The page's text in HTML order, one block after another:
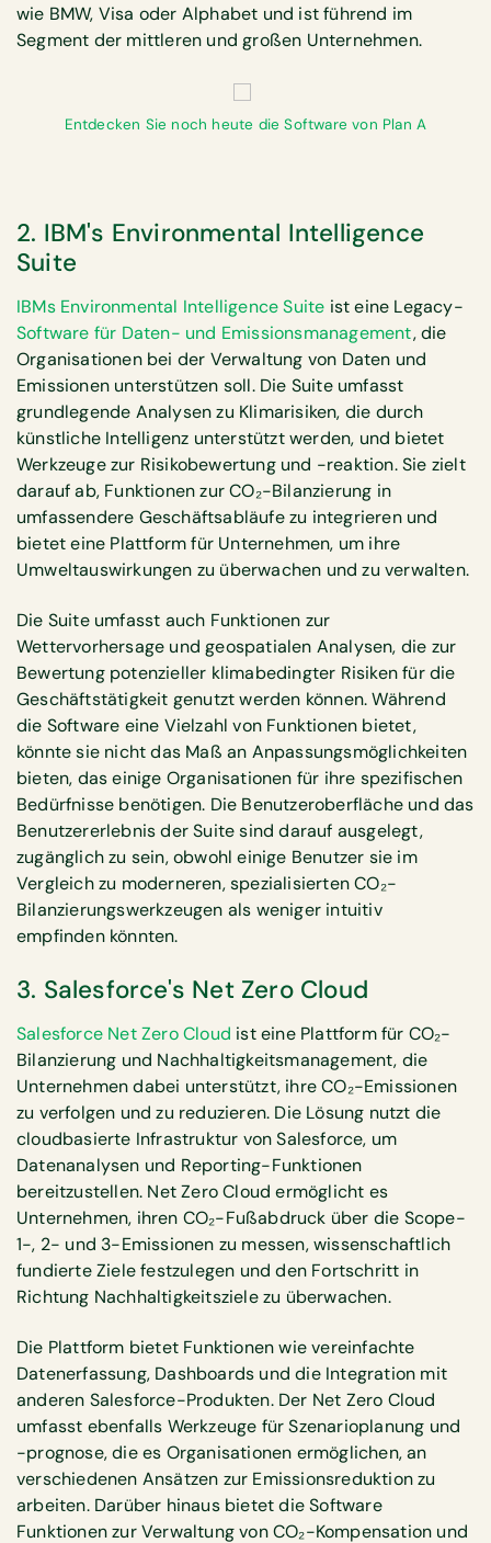
wie BMW, Visa oder Alphabet und ist führend im
Segment der mittleren und großen Unternehmen.
Entdecken Sie noch heute die Software von Plan A
2. IBM's Environmental Intelligence
Suite
IBMs Environmental Intelligence Suite ist eine Legacy-
Software für Daten- und Emissionsmanagement, die
Organisationen bei der Verwaltung von Daten und
Emissionen unterstützen soll. Die Suite umfasst
grundlegende Analysen zu Klimarisiken, die durch
künstliche Intelligenz unterstützt werden, und bietet
Werkzeuge zur Risikobewertung und -reaktion. Sie zielt
darauf ab, Funktionen zur CO₂-Bilanzierung in
umfassendere Geschäftsabläufe zu integrieren und
bietet eine Plattform für Unternehmen, um ihre
Umweltauswirkungen zu überwachen und zu verwalten.
Die Suite umfasst auch Funktionen zur
Wettervorhersage und geospatialen Analysen, die zur
Bewertung potenzieller klimabedingter Risiken für die
Geschäftstätigkeit genutzt werden können. Während
die Software eine Vielzahl von Funktionen bietet,
könnte sie nicht das Maß an Anpassungsmöglichkeiten
bieten, das einige Organisationen für ihre spezifischen
Bedürfnisse benötigen. Die Benutzeroberfläche und das
Benutzererlebnis der Suite sind darauf ausgelegt,
zugänglich zu sein, obwohl einige Benutzer sie im
Vergleich zu moderneren, spezialisierten CO₂-
Bilanzierungswerkzeugen als weniger intuitiv
empfinden könnten.
3. Salesforce's Net Zero Cloud
Salesforce Net Zero Cloud ist eine Plattform für CO₂-
Bilanzierung und Nachhaltigkeitsmanagement, die
Unternehmen dabei unterstützt, ihre CO₂-Emissionen
zu verfolgen und zu reduzieren. Die Lösung nutzt die
cloudbasierte Infrastruktur von Salesforce, um
Datenanalysen und Reporting-Funktionen
bereitzustellen. Net Zero Cloud ermöglicht es
Unternehmen, ihren CO₂-Fußabdruck über die Scope-
1-, 2- und 3-Emissionen zu messen, wissenschaftlich
fundierte Ziele festzulegen und den Fortschritt in
Richtung Nachhaltigkeitsziele zu überwachen.
Die Plattform bietet Funktionen wie vereinfachte
Datenerfassung, Dashboards und die Integration mit
anderen Salesforce-Produkten. Der Net Zero Cloud
umfasst ebenfalls Werkzeuge für Szenarioplanung und
-prognose, die es Organisationen ermöglichen, an
verschiedenen Ansätzen zur Emissionsreduktion zu
arbeiten. Darüber hinaus bietet die Software
Funktionen zur Verwaltung von CO₂-Kompensation und